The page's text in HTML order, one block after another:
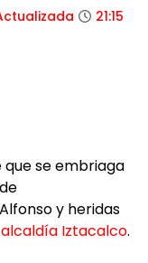
21:15
se embriaga
y heridas
alcaldía Iztacalco.